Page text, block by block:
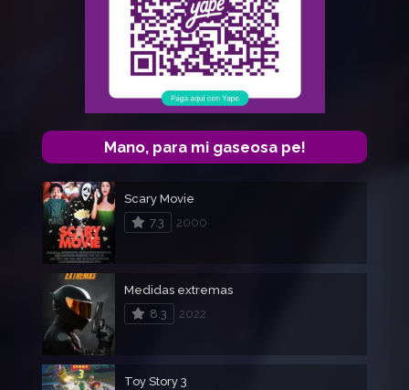
Mano, para mi gaseosa pe!
Scary Movie
7.3
2000
Medidas extremas
8.3
2022
Toy Story 3